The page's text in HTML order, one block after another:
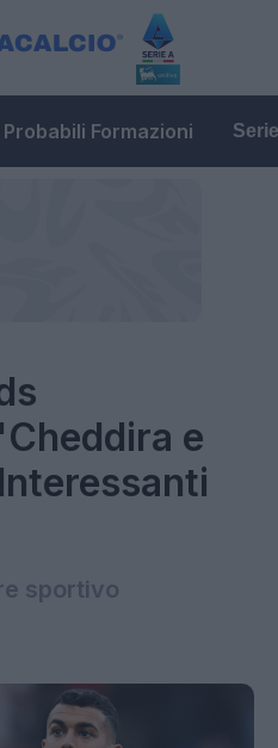
Probabili Formazioni
e
sportivo